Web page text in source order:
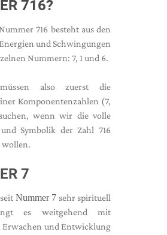
716?
716 besteht aus den
und Schwingungen
Nummern: 7, 1 und 6.
also zuerst die
Komponentenzahlen (7,
wenn wir die volle
Symbolik der Zahl 716
wollen.
7
Nummer 7 sehr spirituell
es weitgehend mit
Erwachen und Entwicklung